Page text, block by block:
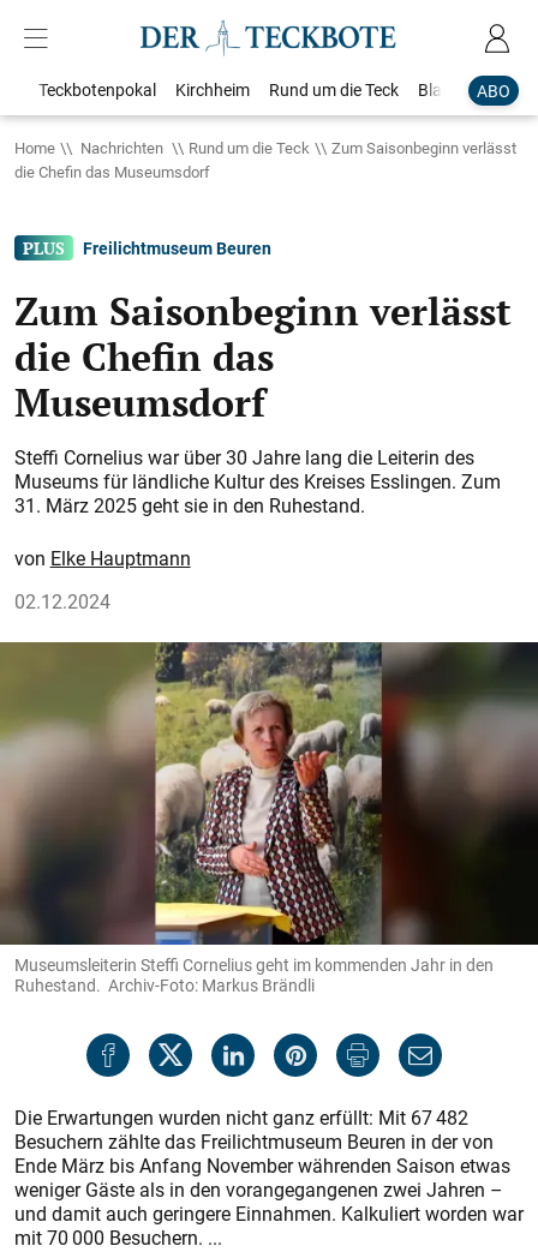
ABO
Teckbotenpokal Kirchheim Rund um die Teck Blaulicht
Home Nachrichten Rund um die Teck
Zum Saisonbeginn verlässt
die Chefin das Museumsdorf
Freilichtmuseum Beuren
Zum Saisonbeginn verlässt
die Chefin das
Museumsdorf
Steffi Cornelius war über 30 Jahre lang die Leiterin des
Museums für ländliche Kultur des Kreises Esslingen. Zum
31. März 2025 geht sie in den Ruhestand.
Elke Hauptmann
02.12.2024
Museumsleiterin Steffi Cornelius geht im kommenden Jahr in den
Ruhestand. Archiv-Foto: Markus Brändli
Die Erwartungen wurden nicht ganz erfüllt: Mit 67 482
Besuchern zählte das Freilichtmuseum Beuren in der von
Ende März bis Anfang November währenden Saison etwas
weniger Gäste als in den vorangegangenen zwei Jahren –
und damit auch geringere Einnahmen. Kalkuliert worden war
mit 70 000 Besuchern. ...